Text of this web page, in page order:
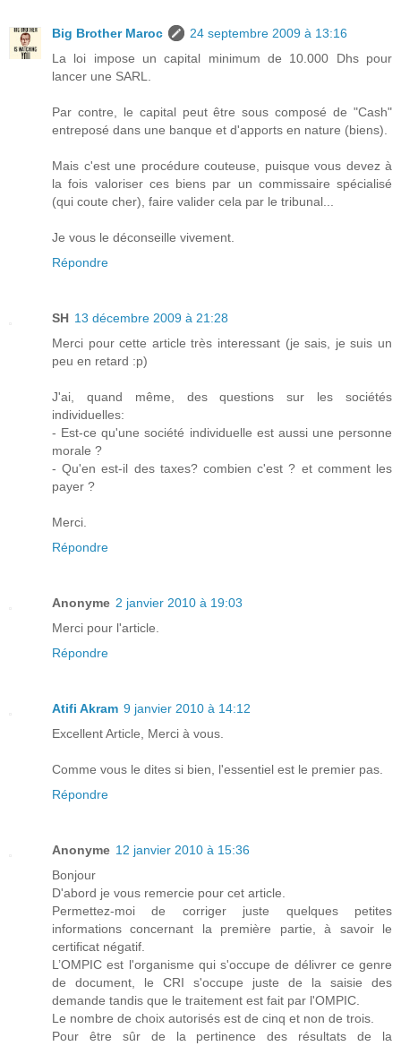
Big Brother Maroc
24 septembre 2009 à 13:16
La loi impose un capital minimum de 10.000 Dhs pour
lancer une SARL.
Par contre, le capital peut être sous composé de "Cash"
entreposé dans une banque et d'apports en nature (biens).
Mais c'est une procédure couteuse, puisque vous devez à
la fois valoriser ces biens par un commissaire spécialisé
(qui coute cher), faire valider cela par le tribunal...
Je vous le déconseille vivement.
Répondre
SH 13 décembre 2009 à 21:28
Merci pour cette article très interessant (je sais, je suis un
peu en retard :p)
J'ai, quand même, des questions sur les sociétés
individuelles:
- Est-ce qu'une société individuelle est aussi une personne
morale ?
- Qu'en est-il des taxes? combien c'est ? et comment les
payer ?
Merci.
Répondre
Anonyme 2 janvier 2010 à 19:03
Merci pour l'article.
Répondre
Atifi Akram 9 janvier 2010 à 14:12
Excellent Article, Merci à vous.
Comme vous le dites si bien, l'essentiel est le premier pas.
Répondre
Anonyme 12 janvier 2010 à 15:36
Bonjour
D'abord je vous remercie pour cet article.
Permettez-moi de corriger juste quelques petites
informations concernant la première partie, à savoir le
certificat négatif.
L’OMPIC est l'organisme qui s'occupe de délivrer ce genre
de document, le CRI s'occupe juste de la saisie des
demande tandis que le traitement est fait par l'OMPIC.
Le nombre de choix autorisés est de cinq et non de trois.
Pour être sûr de la pertinence des résultats de la